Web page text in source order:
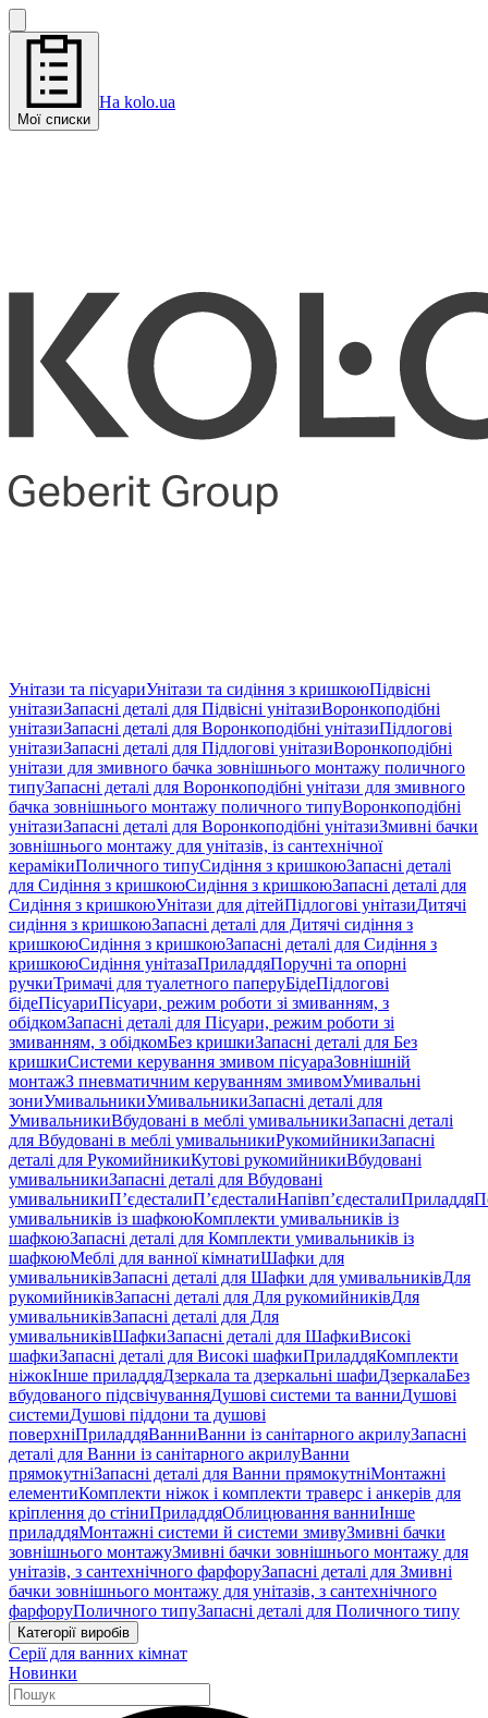
Мої списки
На kolo.ua
Унітази та пісуариУнітази та сидіння з кришкоюПідвісні
унітазиЗапасні деталі для Підвісні унітазиВоронкоподібні
унітазиЗапасні деталі для Воронкоподібні унітазиПідлогові
унітазиЗапасні деталі для Підлогові унітазиВоронкоподібні
унітази для змивного бачка зовнішнього монтажу поличного
типуЗапасні деталі для Воронкоподібні унітази для змивного
бачка зовнішнього монтажу поличного типуВоронкоподібні
унітазиЗапасні деталі для Воронкоподібні унітазиЗмивні бачки
зовнішнього монтажу для унітазів, із сантехнічної
керамікиПоличного типуСидіння з кришкоюЗапасні деталі
для Сидіння з кришкоюСидіння з кришкоюЗапасні деталі для
Сидіння з кришкоюУнітази для дітейПідлогові унітазиДитячі
сидіння з кришкоюЗапасні деталі для Дитячі сидіння з
кришкоюСидіння з кришкоюЗапасні деталі для Сидіння з
кришкоюСидіння унітазаПриладдяПоручні та опорні
ручкиТримачі для туалетного паперуБідеПідлогові
бідеПісуариПісуари, режим роботи зі змиванням, з
обідкомЗапасні деталі для Пісуари, режим роботи зі
змиванням, з обідкомБез кришкиЗапасні деталі для Без
кришкиСистеми керування змивом пісуараЗовнішній
монтажЗ пневматичним керуванням змивомУмивальні
зониУмивальникиУмивальникиЗапасні деталі для
УмивальникиВбудовані в меблі умивальникиЗапасні деталі
для Вбудовані в меблі умивальникиРукомийникиЗапасні
деталі для РукомийникиКутові рукомийникиВбудовані
умивальникиЗапасні деталі для Вбудовані
умивальникиП’єдесталиП’єдесталиНапівп’єдесталиПриладдя
умивальників із шафкоюКомплекти умивальників із
шафкоюЗапасні деталі для Комплекти умивальників із
шафкоюМеблі для ванної кімнатиШафки для
умивальниківЗапасні деталі для Шафки для умивальниківДля
рукомийниківЗапасні деталі для Для рукомийниківДля
умивальниківЗапасні деталі для Для
умивальниківШафкиЗапасні деталі для ШафкиВисокі
шафкиЗапасні деталі для Високі шафкиПриладдяКомплекти
ніжокІнше приладдяДзеркала та дзеркальні шафиДзеркалаБез
вбудованого підсвічуванняДушові системи та ванниДушові
системиДушові піддони та душові
поверхніПриладдяВанниВанни із санітарного акрилуЗапасні
деталі для Ванни із санітарного акрилуВанни
прямокутніЗапасні деталі для Ванни прямокутніМонтажні
елементиКомплекти ніжок і комплекти траверс і анкерів для
кріплення до стіниПриладдяОблицювання ванниІнше
приладдяМонтажні системи й системи змивуЗмивні бачки
зовнішнього монтажуЗмивні бачки зовнішнього монтажу для
унітазів, з сантехнічного фарфоруЗапасні деталі для Змивні
бачки зовнішнього монтажу для унітазів, з сантехнічного
фарфоруПоличного типуЗапасні деталі для Поличного типу
Категорії виробів
Серії для ванних кімнат
Новинки